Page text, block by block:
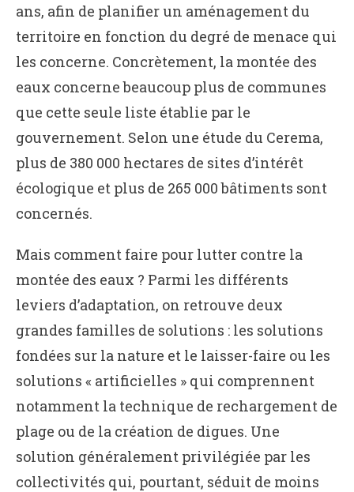
ans, afin de planifier un aménagement du
territoire en fonction du degré de menace qui
les concerne. Concrètement, la montée des
eaux concerne beaucoup plus de communes
que cette seule liste établie par le
gouvernement. Selon une étude du Cerema,
plus de 380 000 hectares de sites d’intérêt
écologique et plus de 265 000 bâtiments sont
concernés.
Mais comment faire pour lutter contre la
montée des eaux ? Parmi les différents
leviers d’adaptation, on retrouve deux
grandes familles de solutions : les solutions
fondées sur la nature et le laisser-faire ou les
solutions « artificielles » qui comprennent
notamment la technique de rechargement de
plage ou de la création de digues. Une
solution généralement privilégiée par les
collectivités qui, pourtant, séduit de moins